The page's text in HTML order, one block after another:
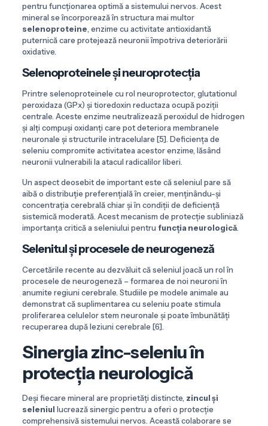
pentru funcționarea optimă a sistemului nervos. Acest
mineral se încorporează în structura mai multor
selenoproteine, enzime cu activitate antioxidantă
puternică care protejează neuronii împotriva deteriorării
oxidative.
Selenoproteinele și neuroprotecția
Printre selenoproteinele cu rol neuroprotector, glutationul
peroxidaza (GPx) și tioredoxin reductaza ocupă poziții
centrale. Aceste enzime neutralizează peroxidul de hidrogen
și alți compuși oxidanți care pot deteriora membranele
neuronale și structurile intracelulare [5]. Deficiența de
seleniu compromite activitatea acestor enzime, lăsând
neuronii vulnerabili la atacul radicalilor liberi.
Un aspect deosebit de important este că seleniul pare să
aibă o distribuție preferențială în creier, menținându-și
concentrația cerebrală chiar și în condiții de deficiență
sistemică moderată. Acest mecanism de protecție subliniază
importanța critică a seleniului pentru funcția neurologică.
Selenitul și procesele de neurogeneză
Cercetările recente au dezvăluit că seleniul joacă un rol în
procesele de neurogeneză – formarea de noi neuroni în
anumite regiuni cerebrale. Studiile pe modele animale au
demonstrat că suplimentarea cu seleniu poate stimula
proliferarea celulelor stem neuronale și poate îmbunătăți
recuperarea după leziuni cerebrale [6].
Sinergia zinc-seleniu în
protecția neurologică
Deși fiecare mineral are proprietăți distincte, zincul și
seleniul lucrează sinergic pentru a oferi o protecție
comprehensivă sistemului nervos. Această colaborare se